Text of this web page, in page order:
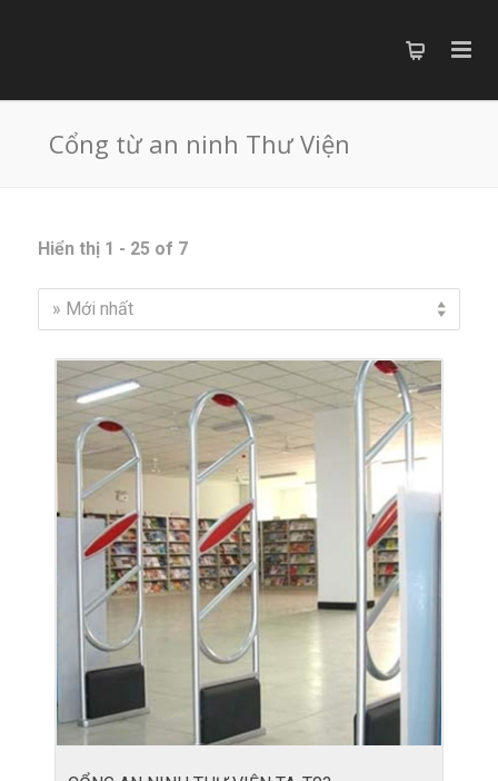
Cổng từ an ninh Thư Viện
Hiển thị 1 - 25 of 7
» Mới nhất